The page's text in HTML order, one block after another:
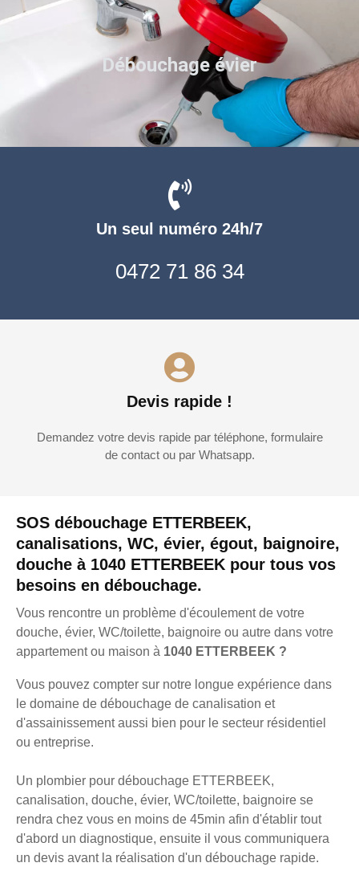
SOS débouchage ETTERBEEK,
canalisations, WC, évier, égout, baignoire,
douche à 1040 ETTERBEEK pour tous vos
besoins en débouchage.
Vous rencontre un problème d'écoulement de votre
douche, évier, WC/toilette, baignoire ou autre dans votre
appartement ou maison à 1040 ETTERBEEK ?
Vous pouvez compter sur notre longue expérience dans
le domaine de débouchage de canalisation et
d'assainissement aussi bien pour le secteur résidentiel
ou entreprise.
Un plombier pour débouchage ETTERBEEK,
canalisation, douche, évier, WC/toilette, baignoire se
rendra chez vous en moins de 45min afin d'établir tout
d'abord un diagnostique, ensuite il vous communiquera
un devis avant la réalisation d'un débouchage rapide.
Un seul numéro 24h/7
0472 71 86 34
Devis rapide !
Demandez votre devis rapide par téléphone, formulaire
de contact ou par Whatsapp.
Débouchage évier